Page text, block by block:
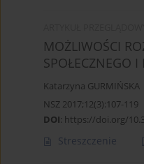
MOŻLIWOŚCI
SPOŁECZNEGO
Katarzyna GURMIŃSKA
NSZ 2017;12(3):107-119
DOI: https://doi.org/
Streszczenie